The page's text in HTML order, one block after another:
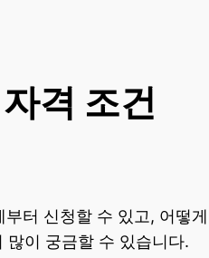
격 조건
터 신청할 수 있고, 어떻게
많이 궁금할 수 있습니다.